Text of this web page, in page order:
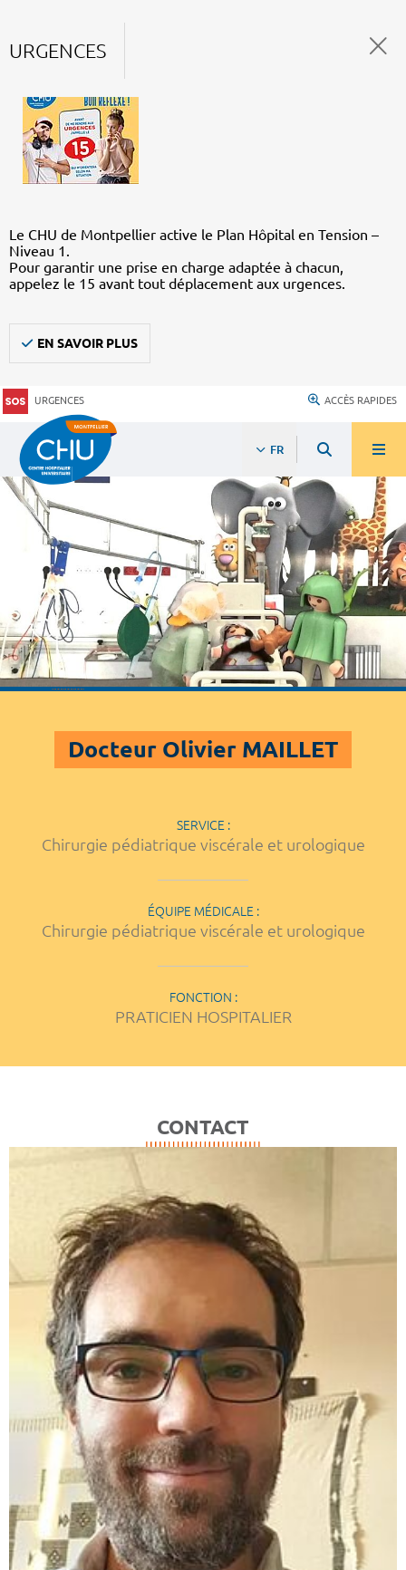
URGENCES
Le CHU de Montpellier active le Plan Hôpital en Tension –
Niveau 1.
Pour garantir une prise en charge adaptée à chacun,
appelez le 15 avant tout déplacement aux urgences.
EN SAVOIR PLUS
URGENCES ACCÈS RAPIDES
FR
Docteur Olivier MAILLET
SERVICE :
Chirurgie pédiatrique viscérale et urologique
ÉQUIPE MÉDICALE :
Chirurgie pédiatrique viscérale et urologique
FONCTION :
PRATICIEN HOSPITALIER
CONTACT